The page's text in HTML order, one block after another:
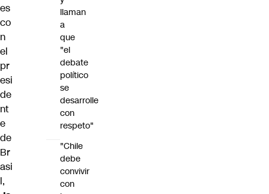
es
co
n
el
pr
esi
de
nt
e
de
Br
asi
l,
llaman
a
que
"el
debate
político
se
desarrolle
con
respeto"
"Chile
debe
convivir
con